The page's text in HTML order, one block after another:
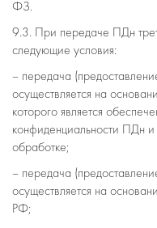
ФЗ.
9.3. При передаче ПДн
следующие условия:
– передача
осуществляется на
которого является
конфиденциальности ПДн
обработке;
– передача
осуществляется на
РФ;